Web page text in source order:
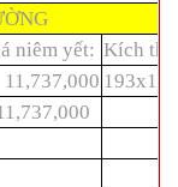
niêm yết: Kích
193x140